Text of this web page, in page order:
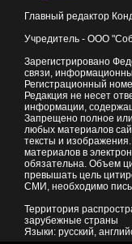
Главный редактор
Учредитель - ООО
Зарегистрировано
связи,
Регистрационный
Редакция не несет
информации,
Запрещено полное
любых материалов
тексты и
материалов в
обязательна. Объем
превышать цель
СМИ, необходимо
Территория
зарубежные страны
Языки: русский,